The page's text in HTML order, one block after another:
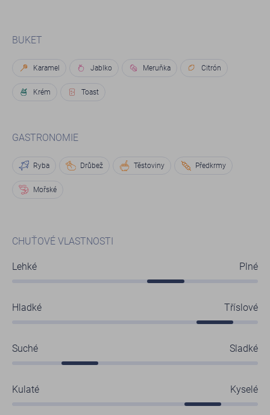
BUKET
Karamel Jablko Meruňka Citrón
Krém Toast
GASTRONOMIE
Ryba Drůbež Těstoviny Předkrmy
Mořské
CHUŤOVÉ VLASTNOSTI
Lehké Plné
Hladké Tříslové
Suché Sladké
Kulaté Kyselé